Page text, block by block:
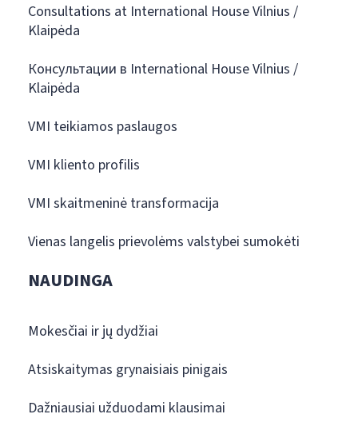
Consultations at International House Vilnius /
Klaipėda
Консультации в International House Vilnius /
Klaipėda
VMI teikiamos paslaugos
VMI kliento profilis
VMI skaitmeninė transformacija
Vienas langelis prievolėms valstybei sumokėti
NAUDINGA
Mokesčiai ir jų dydžiai
Atsiskaitymas grynaisiais pinigais
Dažniausiai užduodami klausimai